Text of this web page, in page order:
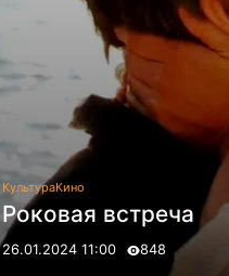
КультураКино
Роковая встреча
26.01.2024 11:00 848